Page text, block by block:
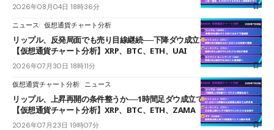
2026年08月04日 18時36分
ニュース 仮想通貨チャート分析
リップル、反発局面でも売り目線継続──下降ダウ成立で下値追う展開
【仮想通貨チャート分析】XRP、BTC、ETH、UAI
2026年07月30日 18時11分
仮想通貨チャート分析 ニュース
リップル、上昇再開の条件整うか──1時間足ダウ成立で1.185ドルを狙う
【仮想通貨チャート分析】XRP、BTC、ETH、ZAMA
2026年07月23日 19時07分